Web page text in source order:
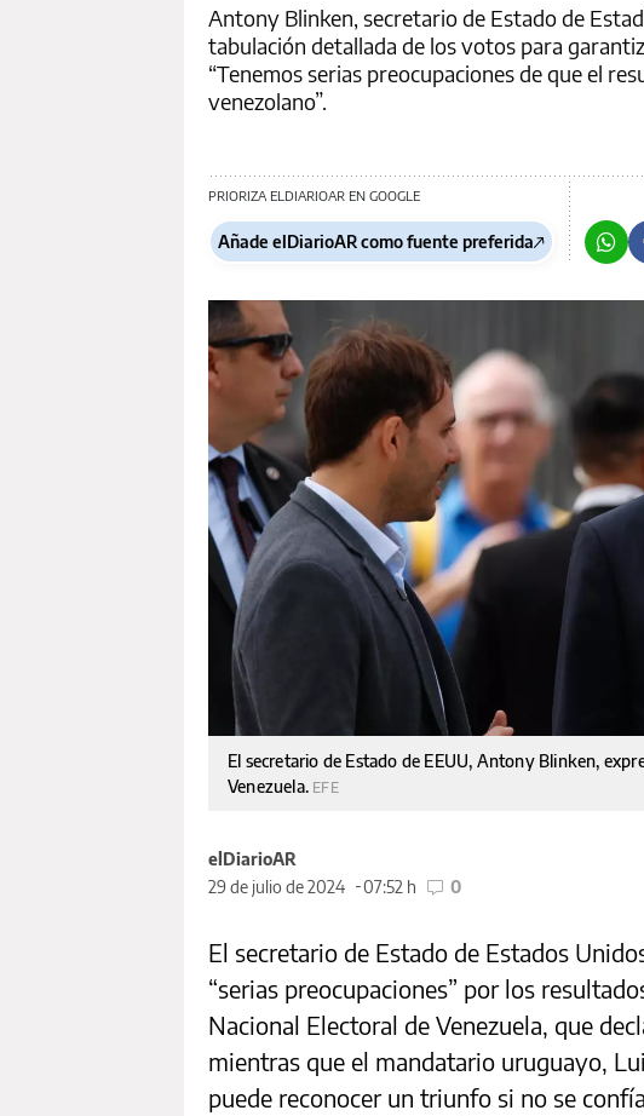
Antony Blinken, secretario de Estado de
tabulación detallada de los votos para
“Tenemos serias preocupaciones de que el
venezolano”.
PRIORIZA ELDIARIOAR EN GOOGLE
Añade elDiarioAR como fuente preferida
El secretario de Estado de EEUU, Antony Blinken,
Venezuela. EFE
elDiarioAR
29 de julio de 2024
07:52 h 0
El secretario de Estado de Estados
“serias preocupaciones” por los
Nacional Electoral de Venezuela, que
mientras que el mandatario uruguayo,
puede reconocer un triunfo si no se